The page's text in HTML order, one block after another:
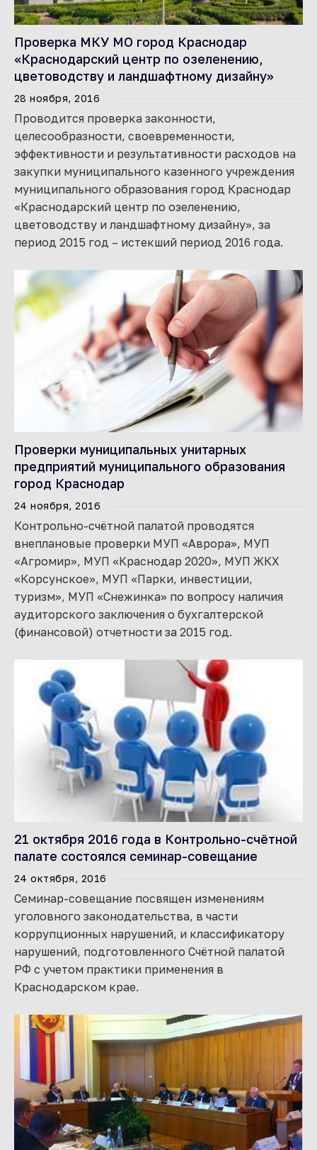
Проверка МКУ МО город Краснодар
«Краснодарский центр по озеленению,
цветоводству и ландшафтному дизайну»
28 ноября, 2016
Проводится проверка законности,
целесообразности, своевременности,
эффективности и результативности расходов на
закупки муниципального казенного учреждения
муниципального образования город Краснодар
«Краснодарский центр по озеленению,
цветоводству и ландшафтному дизайну», за
период 2015 год – истекший период 2016 года.
Проверки муниципальных унитарных
предприятий муниципального образования
город Краснодар
24 ноября, 2016
Контрольно-счётной палатой проводятся
внеплановые проверки МУП «Аврора», МУП
«Агромир», МУП «Краснодар 2020», МУП ЖКХ
«Корсунское», МУП «Парки, инвестиции,
туризм», МУП «Снежинка» по вопросу наличия
аудиторского заключения о бухгалтерской
(финансовой) отчетности за 2015 год.
21 октября 2016 года в Контрольно-счётной
палате состоялся семинар-совещание
24 октября, 2016
Семинар-совещание посвящен изменениям
уголовного законодательства, в части
коррупционных нарушений, и классификатору
нарушений, подготовленного Счётной палатой
РФ с учетом практики применения в
Краснодарском крае.